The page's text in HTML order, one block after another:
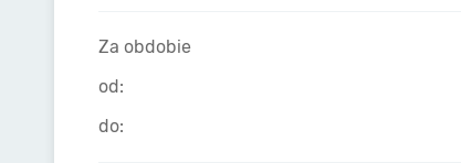
Za obdobie
od:
do: